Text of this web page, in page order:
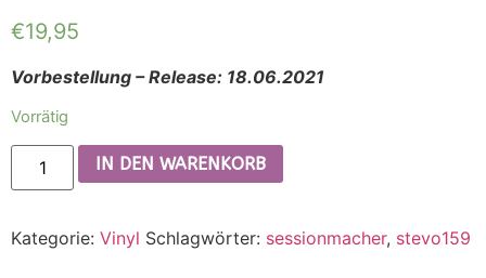
€19,95
Vorbestellung – Release: 18.06.2021
Vorrätig
IN DEN WARENKORB
Kategorie: Vinyl Schlagwörter: sessionmacher, stevo159